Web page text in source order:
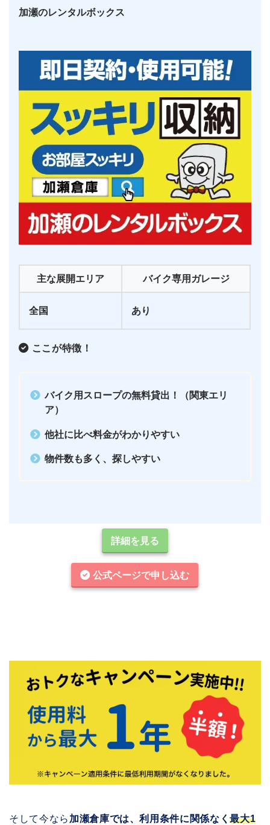
加瀬のレンタルボックス
主な展開エリア バイク専用ガレージ
全国 あり
ここが特徴！
バイク用スロープの無料貸出！（関東エリ
ア）
他社に比べ料金がわかりやすい
物件数も多く、探しやすい
詳細を見る
公式ページで申し込む
そして今なら 加瀬倉庫では、利用条件に関係なく最大1